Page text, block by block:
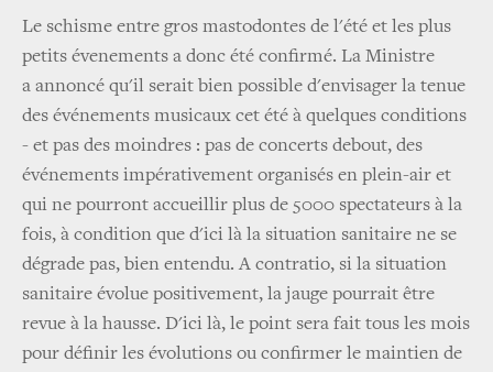
Le schisme entre gros mastodontes de l'été et les plus
petits évenements a donc été confirmé. La Ministre
a annoncé qu'il serait bien possible d'envisager la tenue
des événements musicaux cet été à quelques conditions
- et pas des moindres : pas de concerts debout, des
événements impérativement organisés en plein-air et
qui ne pourront accueillir plus de 5000 spectateurs à la
fois, à condition que d'ici là la situation sanitaire ne se
dégrade pas, bien entendu. A contratio, si la situation
sanitaire évolue positivement, la jauge pourrait être
revue à la hausse. D'ici là, le point sera fait tous les mois
pour définir les évolutions ou confirmer le maintien de